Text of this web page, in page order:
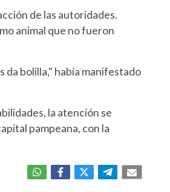
de las autoridades.
animal que no fueron
da bolilla," había manifestado
la atención se
pampeana, con la